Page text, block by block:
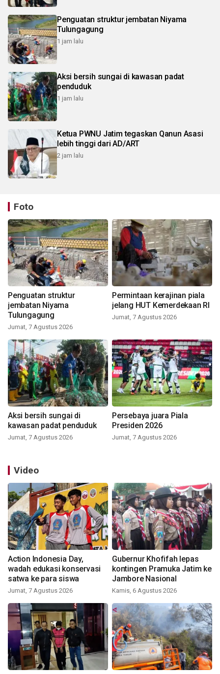
Penguatan struktur jembatan Niyama
Tulungagung
1 jam lalu
Aksi bersih sungai di kawasan padat
penduduk
1 jam lalu
Ketua PWNU Jatim tegaskan Qanun Asasi
lebih tinggi dari AD/ART
2 jam lalu
Foto
Penguatan struktur
jembatan Niyama
Tulungagung
Jumat, 7 Agustus 2026
Permintaan kerajinan piala
jelang HUT Kemerdekaan RI
Jumat, 7 Agustus 2026
Aksi bersih sungai di
kawasan padat penduduk
Jumat, 7 Agustus 2026
Persebaya juara Piala
Presiden 2026
Jumat, 7 Agustus 2026
Video
Action Indonesia Day,
wadah edukasi konservasi
satwa ke para siswa
Jumat, 7 Agustus 2026
Gubernur Khofifah lepas
kontingen Pramuka Jatim ke
Jambore Nasional
Kamis, 6 Agustus 2026